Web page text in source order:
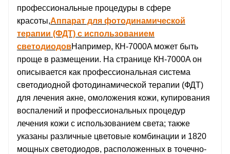
профессиональные процедуры в сфере
красоты,Аппарат для фотодинамической
терапии (ФДТ) с использованием
светодиодовНапример, КН-7000A может быть
проще в размещении. На странице КН-7000A он
описывается как профессиональная система
светодиодной фотодинамической терапии (ФДТ)
для лечения акне, омоложения кожи, купирования
воспалений и профессиональных процедур
лечения кожи с использованием света; также
указаны различные цветовые комбинации и 1820
мощных светодиодов, расположенных в точечно-